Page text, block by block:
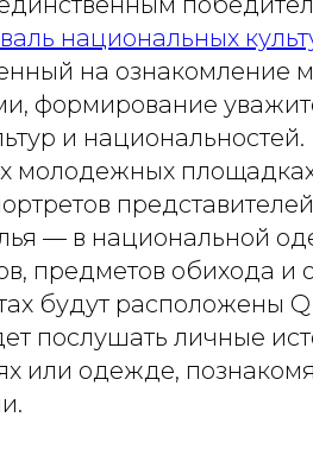
национальных
на ознакомление
формирование
и
молодежных
— в национальной
предметов обихода и
будут расположены
послушать личные
или одежде,